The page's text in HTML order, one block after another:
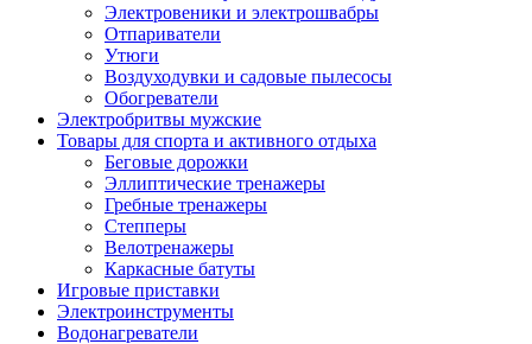
Электровеники и электрошвабры
Отпариватели
Утюги
Воздуходувки и садовые пылесосы
Обогреватели
Электробритвы мужские
Товары для спорта и активного отдыха
Беговые дорожки
Эллиптические тренажеры
Гребные тренажеры
Степперы
Велотренажеры
Каркасные батуты
Игровые приставки
Электроинструменты
Водонагреватели